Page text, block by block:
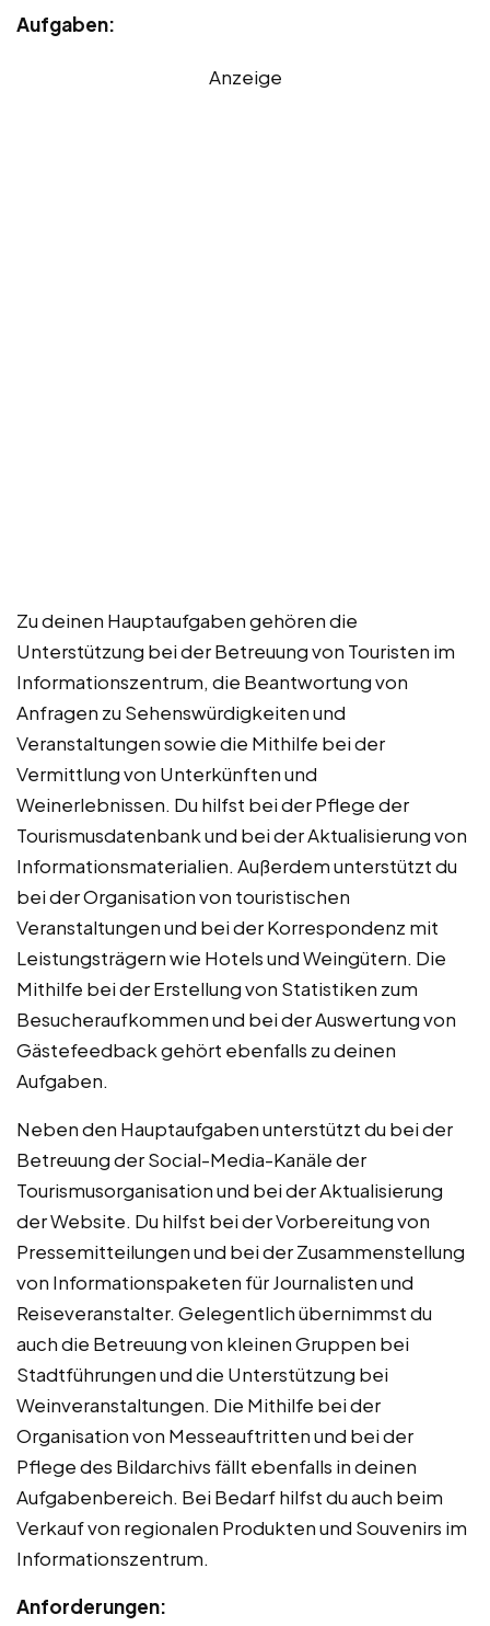
Aufgaben:
Anzeige
Zu deinen Hauptaufgaben gehören die
Unterstützung bei der Betreuung von Touristen im
Informationszentrum, die Beantwortung von
Anfragen zu Sehenswürdigkeiten und
Veranstaltungen sowie die Mithilfe bei der
Vermittlung von Unterkünften und
Weinerlebnissen. Du hilfst bei der Pflege der
Tourismusdatenbank und bei der Aktualisierung von
Informationsmaterialien. Außerdem unterstützt du
bei der Organisation von touristischen
Veranstaltungen und bei der Korrespondenz mit
Leistungsträgern wie Hotels und Weingütern. Die
Mithilfe bei der Erstellung von Statistiken zum
Besucheraufkommen und bei der Auswertung von
Gästefeedback gehört ebenfalls zu deinen
Aufgaben.
Neben den Hauptaufgaben unterstützt du bei der
Betreuung der Social-Media-Kanäle der
Tourismusorganisation und bei der Aktualisierung
der Website. Du hilfst bei der Vorbereitung von
Pressemitteilungen und bei der Zusammenstellung
von Informationspaketen für Journalisten und
Reiseveranstalter. Gelegentlich übernimmst du
auch die Betreuung von kleinen Gruppen bei
Stadtführungen und die Unterstützung bei
Weinveranstaltungen. Die Mithilfe bei der
Organisation von Messeauftritten und bei der
Pflege des Bildarchivs fällt ebenfalls in deinen
Aufgabenbereich. Bei Bedarf hilfst du auch beim
Verkauf von regionalen Produkten und Souvenirs im
Informationszentrum.
Anforderungen: